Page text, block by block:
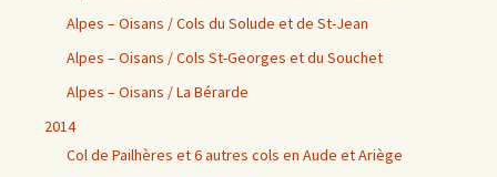
Alpes – Oisans / Cols du Solude et de St-Jean
Alpes – Oisans / Cols St-Georges et du Souchet
Alpes – Oisans / La Bérarde
2014
Col de Pailhères et 6 autres cols en Aude et Ariège